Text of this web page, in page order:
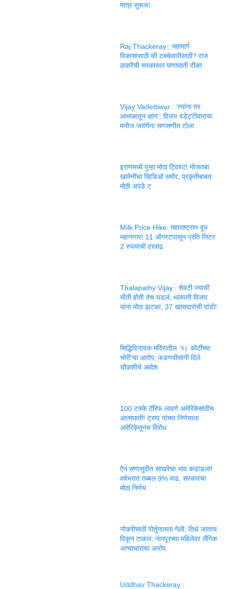
मात्र सुरूच!
Raj Thackeray : महामार्ग
विकासासाठी की टक्केवारीसाठी? राज
ठाकरेंची सरकारवर घणाघाती टीका
Vijay Vadettiwar : ‘त्यांना तर
आभाळातून ज्ञान’; विजय वडेट्टीवारांचा
मनोज जरांगेंना सणसणीत टोला
इराणमध्ये पुन्हा मोठा ट्विस्ट! मोजतबा
खामेनींचा व्हिडिओ समोर, प्रकृतीबाबत
मोठी अपडे ट
Milk Price Hike: महाराष्ट्रात दूध
महागणार! 11 ऑगस्टपासून प्रति लिटर
2 रुपयांची दरवाढ
Thalapathy Vijay : शेवटी ज्याची
भीती होती तेच घडलं; थलपती विजय
यांना मोठा झटका, 37 खासदारांची दांडी!
सिद्धिविनायक मंदिरातील ‘१८ कोटींच्या
चोरी’चा आरोप; फडणवीसांनी दिले
चौकशीचे आदेश
100 टक्के टॅरिफ लावणे अमेरिकेसाठीच
आत्मघाती! ट्रम्प यांच्या निर्णयाला
अमेरिकेतूनच विरोध
ऐन सणासुदीत साखरेचा भाव कडाडला!
वर्षभरात तब्बल 9% वाढ, सरकारचा
मोठा निर्णय
नोकरीसाठी पोर्तुगालला गेली, तिथे जाताच
विकून टाकलं; नागपूरच्या महिलेवर लैंगिक
अत्याचाराचा आरोप
Uddhav Thackeray :